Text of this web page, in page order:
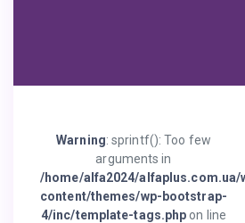
Warning: sprintf(): Too few
arguments in
/home/alfa2024/alfaplus.com.ua/
content/themes/wp-bootstrap-
4/inc/template-tags.php on line